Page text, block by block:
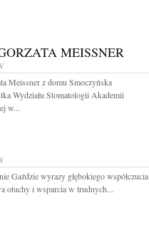
MEISSNER
Meissner z domu Smoczyńska
Wydziału Stomatologii Akademii
w...
Gaździe wyrazy głębokiego współczucia
otuchy i wsparcia w trudnych...